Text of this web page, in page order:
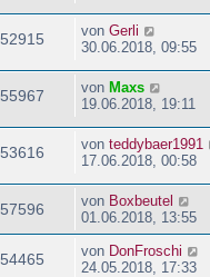
52915 von Gerli
30.06.2018, 09:55
55967 von Maxs
19.06.2018, 19:11
53616 von teddybaer1991
17.06.2018, 00:58
57596 von Boxbeutel
01.06.2018, 13:55
54465 von DonFroschi
24.05.2018, 17:33